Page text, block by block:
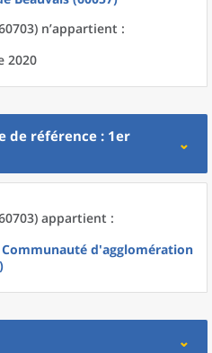
n’appartient :
2020
de référence : 1er
appartient :
d'agglomération